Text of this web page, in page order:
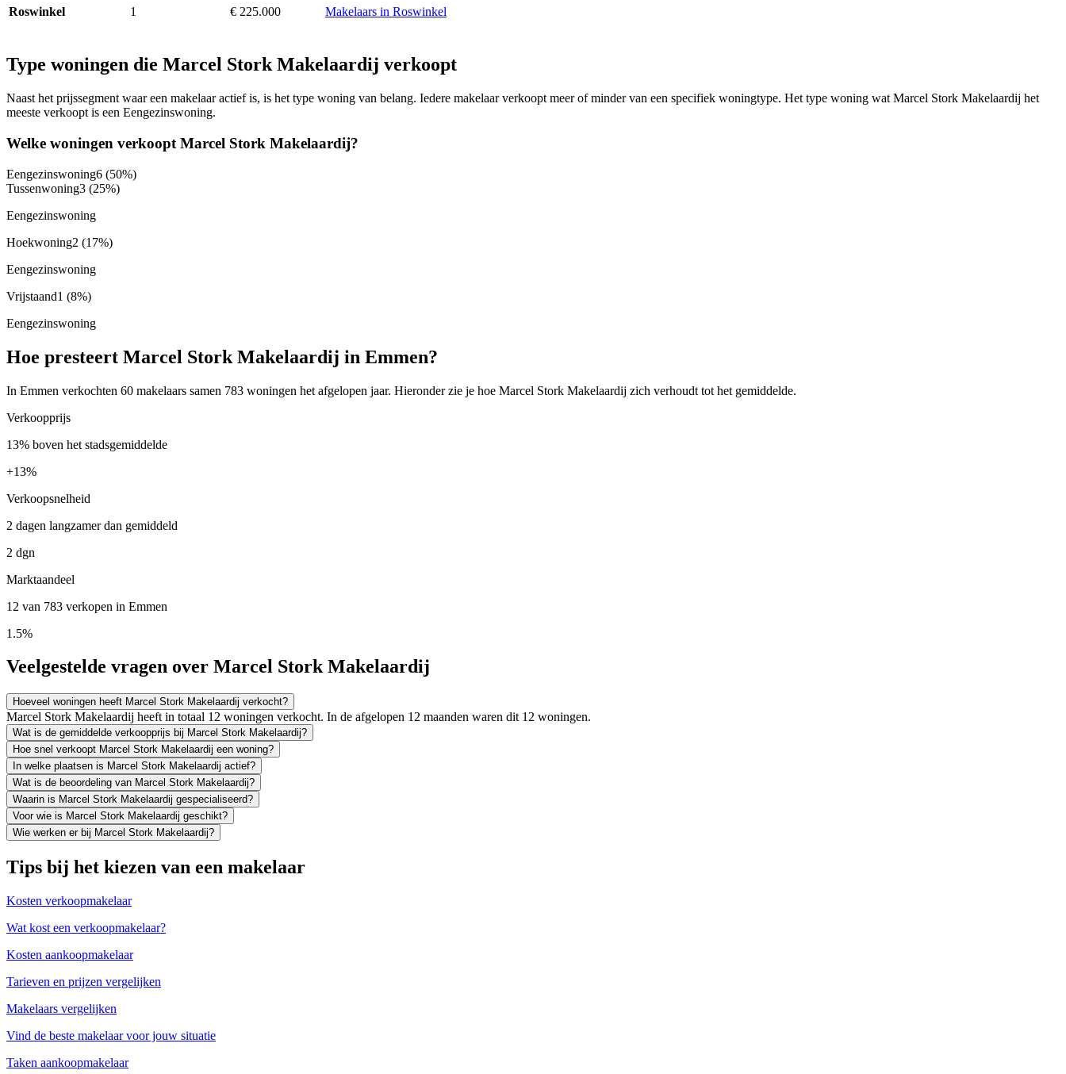
Roswinkel 1 € 225.000 Makelaars in Roswinkel
Type woningen die Marcel Stork Makelaardij verkoopt
Naast het prijssegment waar een makelaar actief is, is het type woning van belang. Iedere makelaar verkoopt meer of minder van een specifiek woningtype. Het type woning wat Marcel Stork Makelaardij het
meeste verkoopt is een Eengezinswoning.
Welke woningen verkoopt Marcel Stork Makelaardij?
Eengezinswoning6 (50%)
Tussenwoning3 (25%)
Eengezinswoning
Hoekwoning2 (17%)
Eengezinswoning
Vrijstaand1 (8%)
Eengezinswoning
Hoe presteert Marcel Stork Makelaardij in Emmen?
In Emmen verkochten 60 makelaars samen 783 woningen het afgelopen jaar. Hieronder zie je hoe Marcel Stork Makelaardij zich verhoudt tot het gemiddelde.
Verkoopprijs
13% boven het stadsgemiddelde
+13%
Verkoopsnelheid
2 dagen langzamer dan gemiddeld
2 dgn
Marktaandeel
12 van 783 verkopen in Emmen
1.5%
Veelgestelde vragen over Marcel Stork Makelaardij
Hoeveel woningen heeft Marcel Stork Makelaardij verkocht?
Marcel Stork Makelaardij heeft in totaal 12 woningen verkocht. In de afgelopen 12 maanden waren dit 12 woningen.
Wat is de gemiddelde verkoopprijs bij Marcel Stork Makelaardij?
Hoe snel verkoopt Marcel Stork Makelaardij een woning?
In welke plaatsen is Marcel Stork Makelaardij actief?
Wat is de beoordeling van Marcel Stork Makelaardij?
Waarin is Marcel Stork Makelaardij gespecialiseerd?
Voor wie is Marcel Stork Makelaardij geschikt?
Wie werken er bij Marcel Stork Makelaardij?
Tips bij het kiezen van een makelaar
Kosten verkoopmakelaar
Wat kost een verkoopmakelaar?
Kosten aankoopmakelaar
Tarieven en prijzen vergelijken
Makelaars vergelijken
Vind de beste makelaar voor jouw situatie
Taken aankoopmakelaar